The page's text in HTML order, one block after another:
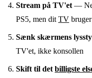
Stream på TV'et —
PS5, men dit TV
Sænk skærmens
TV'et, ikke konsollen
Skift til det billigste